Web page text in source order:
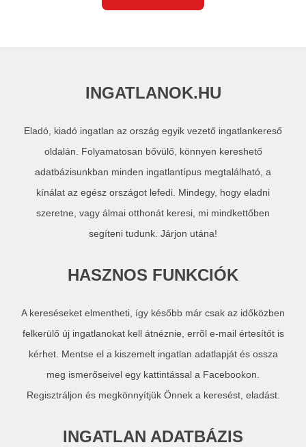
INGATLANOK.HU
Eladó, kiadó ingatlan az ország egyik vezető ingatlankereső
oldalán. Folyamatosan bővülő, könnyen kereshető
adatbázisunkban minden ingatlantípus megtalálható, a
kínálat az egész országot lefedi. Mindegy, hogy eladni
szeretne, vagy álmai otthonát keresi, mi mindkettőben
segíteni tudunk. Járjon utána!
HASZNOS FUNKCIÓK
A kereséseket elmentheti, így később már csak az időközben
felkerülő új ingatlanokat kell átnéznie, errõl e-mail értesítőt is
kérhet. Mentse el a kiszemelt ingatlan adatlapját és ossza
meg ismerőseivel egy kattintással a Facebookon.
Regisztráljon és megkönnyítjük Önnek a keresést, eladást.
INGATLAN ADATBÁZIS